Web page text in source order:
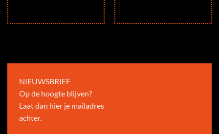
NIEUWSBRIEF
Op de hoogte blijven?
Laat dan hier je mailadres
achter.